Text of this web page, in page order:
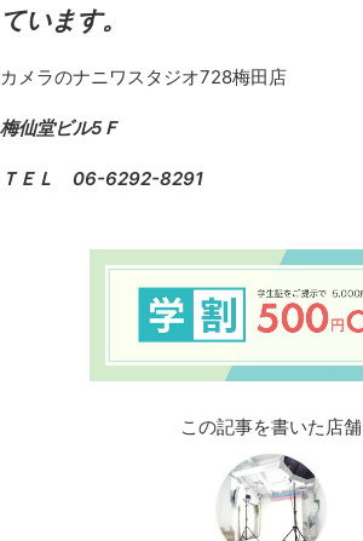
ています。
カメラのナニワスタジオ728梅田店
梅仙堂ビル5Ｆ
ＴＥＬ 06-6292-8291
この記事を書いた店舗